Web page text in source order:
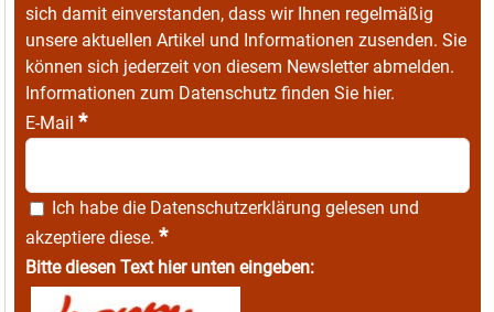
sich damit einverstanden, dass wir Ihnen regelmäßig
unsere aktuellen Artikel und Informationen zusenden. Sie
können sich jederzeit von diesem Newsletter abmelden.
Informationen zum Datenschutz finden Sie hier.
E-Mail *
Ich habe die Datenschutzerklärung gelesen und
akzeptiere diese. *
Bitte diesen Text hier unten eingeben: